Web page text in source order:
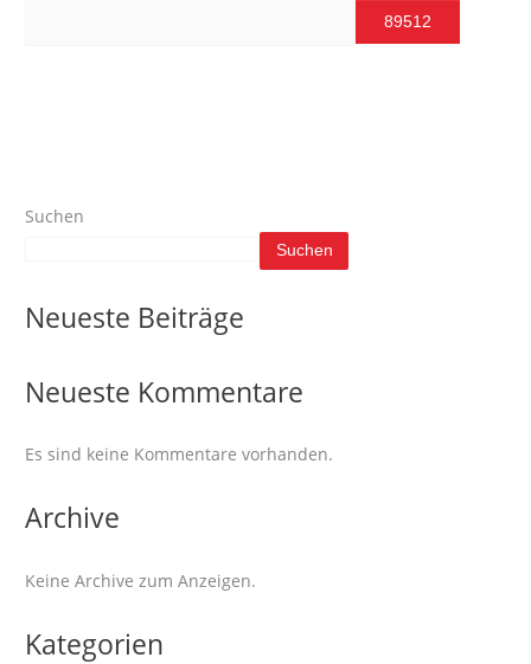
Suchen
Suchen
Neueste Beiträge
Neueste Kommentare
Es sind keine Kommentare vorhanden.
Archive
Keine Archive zum Anzeigen.
Kategorien